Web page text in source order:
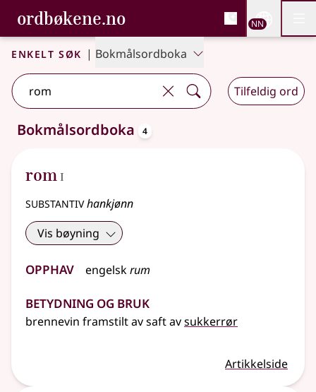
Gå til hovudinnhald
Tilgjenge
ordbøkene.no, Bokmålsordboka og
Bokmålsordboka og Nynorskordboka
NN
Enkelt søk | Bokmålsordboka
Tilfeldig ord
4 treff.Ytterlegare søkjeforslag tilgjengelege
Bokmålsordboka 4
rom 1
I
substantivhankjønn
Vis bøyning
Opphav engelskrum
Betydning og bruk
brennevin framstilt av saft avsukkerrør
Artikkelside